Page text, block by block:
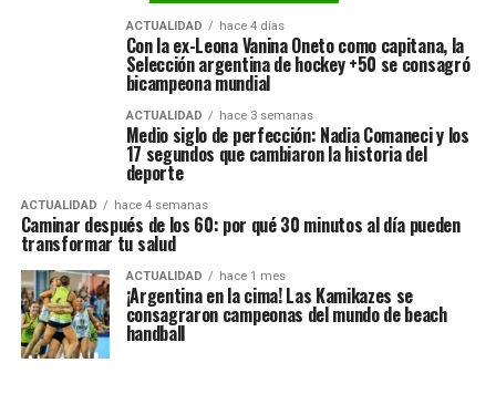
ACTUALIDAD hace 4 días
Con la ex-Leona Vanina Oneto como capitana, la
Selección argentina de hockey +50 se consagró
bicampeona mundial
ACTUALIDAD hace 3 semanas
Medio siglo de perfección: Nadia Comaneci y los
17 segundos que cambiaron la historia del
deporte
ACTUALIDAD hace 4 semanas
Caminar después de los 60: por qué 30 minutos al día pueden
transformar tu salud
ACTUALIDAD hace 1 mes
¡Argentina en la cima! Las Kamikazes se
consagraron campeonas del mundo de beach
handball